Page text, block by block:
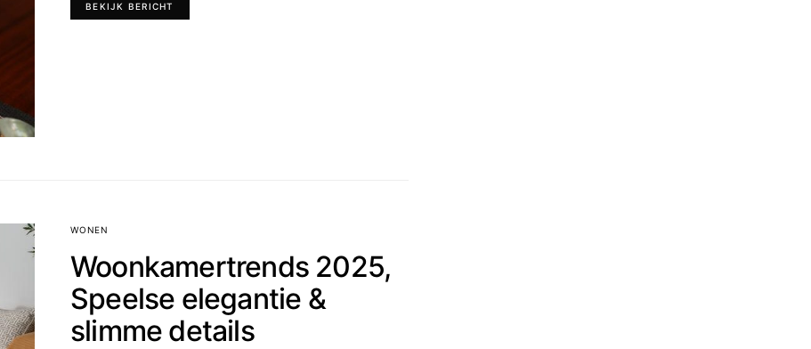
BEKIJK BERICHT
WONEN
Woonkamertrends 2025,
Speelse elegantie &
slimme details